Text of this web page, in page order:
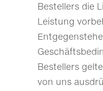
Bestellers die
Leistung
Bestellers
von uns